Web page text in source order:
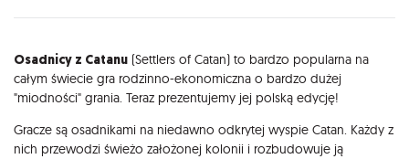
Opis
Osadnicy z Catanu (Settlers of Catan) to bardzo popularna na
całym świecie gra rodzinno-ekonomiczna o bardzo dużej
"miodności" grania. Teraz prezentujemy jej polską edycję!
Gracze są osadnikami na niedawno odkrytej wyspie Catan. Każdy z
nich przewodzi świeżo założonej kolonii i rozbudowuje ją